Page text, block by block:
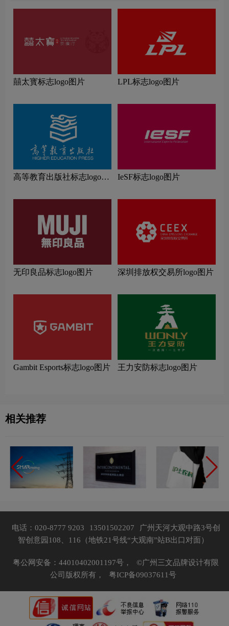
囍太寳标志logo图片 LPL标志logo图片
高等教育出版社标志logo图
IeSF标志logo图片
无印良品标志logo图片 深圳排放权交易所logo图片
Gambit Esports标志logo图片 王力安防标志logo图片
相关推荐
电话：020-8777 9203 13501502207
广州天河大观中路3号创
智创意园108、116（地铁21号线“大观南”站B出口对面）
粤公网安备：44010402001197号，
©广州三文品牌设计有限
公司版权所有，
粤ICP备09037611号